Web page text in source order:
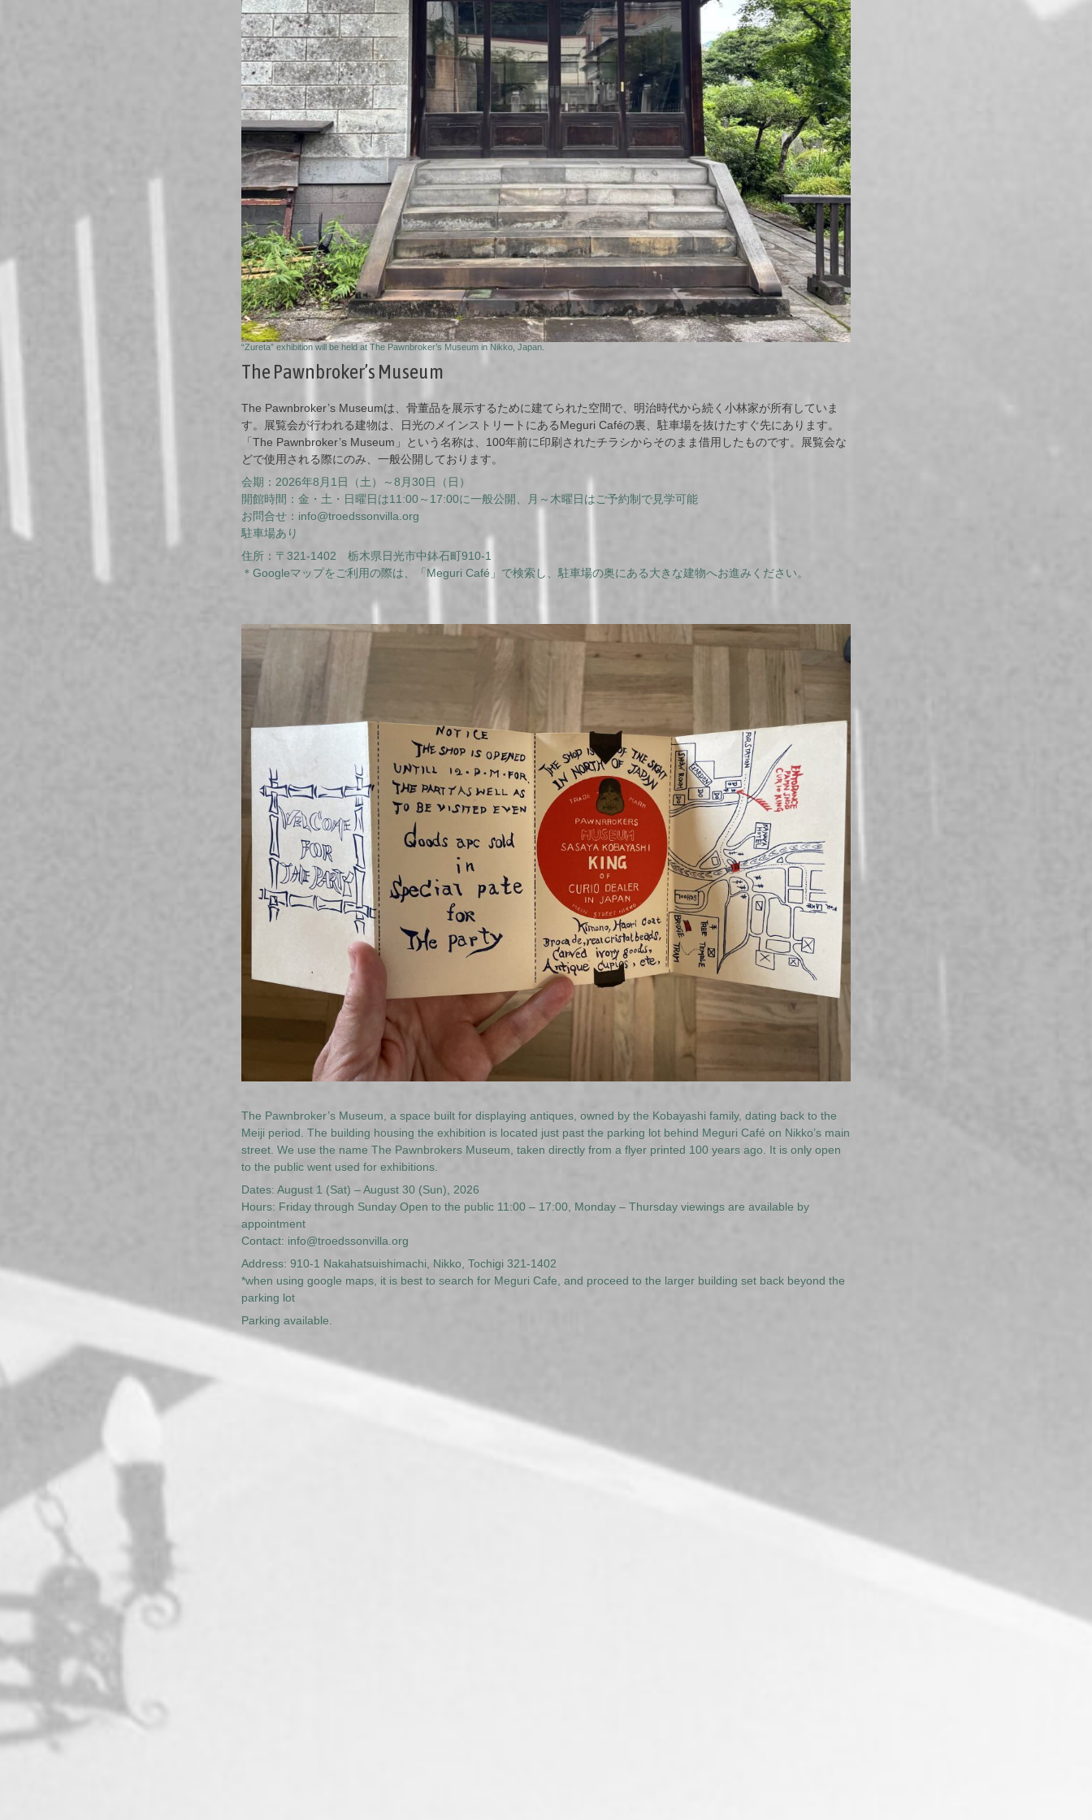
“Zureta” exhibition will be held at The Pawnbroker’s Museum in Nikko, Japan.
The Pawnbroker’s Museum
The Pawnbroker’s Museumは、骨董品を展示するために建てられた空間で、明治時代から続く小林家が所有していま
す。展覧会が行われる建物は、日光のメインストリートにあるMeguri Caféの裏、駐車場を抜けたすぐ先にあります。
「The Pawnbroker’s Museum」という名称は、100年前に印刷されたチラシからそのまま借用したものです。展覧会な
どで使用される際にのみ、一般公開しております。
会期：2026年8月1日（土）～8月30日（日）
開館時間：金・土・日曜日は11:00～17:00に一般公開、月～木曜日はご予約制で見学可能
お問合せ： info@troedssonvilla.org
駐車場あり
住所：〒321-1402 栃木県日光市中鉢石町910-1
＊Googleマップをご利用の際は、「Meguri Café」で検索し、駐車場の奥にある大きな建物へお進みください。
The Pawnbroker’s Museum, a space built for displaying antiques, owned by the Kobayashi family, dating back to the
Meiji period. The building housing the exhibition is located just past the parking lot behind Meguri Café on Nikko’s main
street. We use the name The Pawnbrokers Museum, taken directly from a flyer printed 100 years ago. It is only open
to the public went used for exhibitions.
Dates: August 1 (Sat) – August 30 (Sun), 2026
Hours: Friday through Sunday Open to the public 11:00 – 17:00, Monday – Thursday viewings are available by
appointment
Contact: info@troedssonvilla.org
Address: 910-1 Nakahatsuishimachi, Nikko, Tochigi 321-1402
*when using google maps, it is best to search for Meguri Cafe, and proceed to the larger building set back beyond the
parking lot
Parking available.